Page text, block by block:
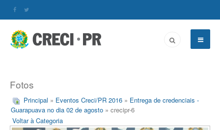
Fotos
Principal » Eventos Creci/PR 2016 » Entrega de credenciais -
Guarapuava no dia 02 de agosto » crecipr-6
Voltar à Categoria